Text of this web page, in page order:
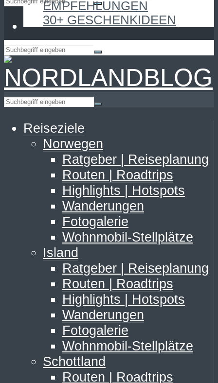
EMPFEHLUNGEN
30+ GESCHENKIDEEN
Reiseziele
Norwegen
Ratgeber | Reiseplanung
Routen | Roadtrips
Highlights | Hotspots
Wanderungen
Fotogalerie
Wohnmobil-Stellplätze
Island
Ratgeber | Reiseplanung
Routen | Roadtrips
Highlights | Hotspots
Wanderungen
Fotogalerie
Wohnmobil-Stellplätze
Schottland
Routen | Roadtrips